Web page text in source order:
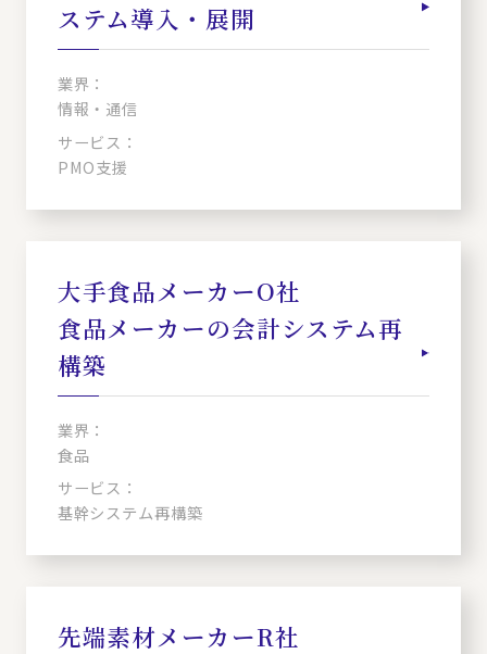
ステム導入・展開
業界：
情報・通信
サービス：
PMO支援
大手食品メーカーO社
食品メーカーの会計システム再
構築
業界：
食品
サービス：
基幹システム再構築
先端素材メーカーR社